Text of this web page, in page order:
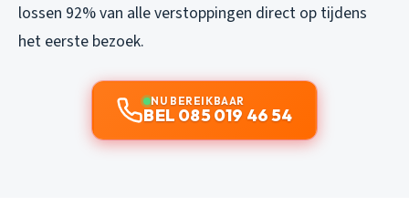
lossen 92% van alle verstoppingen direct op tijdens
het eerste bezoek.
NU BEREIKBAAR
BEL 085 019 46 54